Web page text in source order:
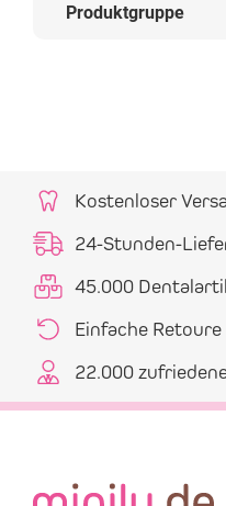
Produktgruppe
Kostenloser
24-Stunden-
45.000
Einfache Retoure
22.000